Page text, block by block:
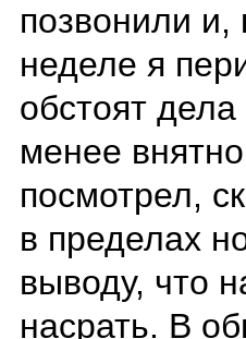
позвонили
неделе я
обстоят
менее
посмотрел,
в пределах
выводу, что
насрать. В